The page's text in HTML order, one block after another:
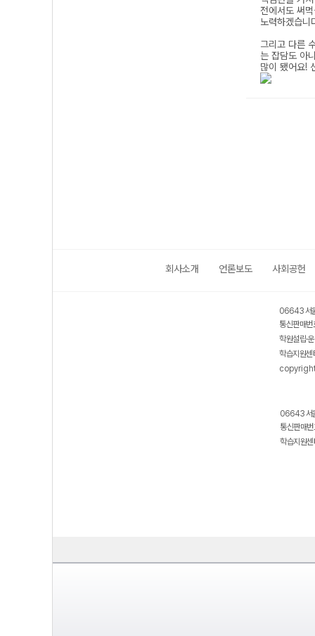
회사소개 언론보도 사회공헌
06643 서
통신판매
학원설립·
학습지원
06643 서
통신판매
학습지원